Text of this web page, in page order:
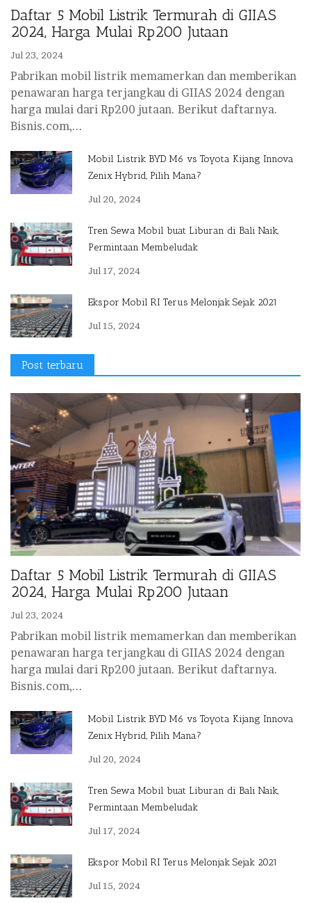
Daftar 5 Mobil Listrik Termurah di GIIAS
2024, Harga Mulai Rp200 Jutaan
Jul 23, 2024
Pabrikan mobil listrik memamerkan dan memberikan
penawaran harga terjangkau di GIIAS 2024 dengan
harga mulai dari Rp200 jutaan. Berikut daftarnya.
Bisnis.com,...
Mobil Listrik BYD M6 vs Toyota Kijang Innova
Zenix Hybrid, Pilih Mana?
Jul 20, 2024
Tren Sewa Mobil buat Liburan di Bali Naik,
Permintaan Membeludak
Jul 17, 2024
Ekspor Mobil RI Terus Melonjak Sejak 2021
Jul 15, 2024
Post terbaru
Daftar 5 Mobil Listrik Termurah di GIIAS
2024, Harga Mulai Rp200 Jutaan
Jul 23, 2024
Pabrikan mobil listrik memamerkan dan memberikan
penawaran harga terjangkau di GIIAS 2024 dengan
harga mulai dari Rp200 jutaan. Berikut daftarnya.
Bisnis.com,...
Mobil Listrik BYD M6 vs Toyota Kijang Innova
Zenix Hybrid, Pilih Mana?
Jul 20, 2024
Tren Sewa Mobil buat Liburan di Bali Naik,
Permintaan Membeludak
Jul 17, 2024
Ekspor Mobil RI Terus Melonjak Sejak 2021
Jul 15, 2024